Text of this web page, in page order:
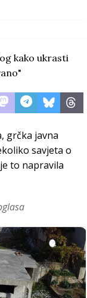
grčka javna
savjeta o
to napravila